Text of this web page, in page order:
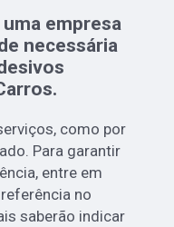
empresa
necessária
como por
Para garantir
entre em
no
saberão indicar